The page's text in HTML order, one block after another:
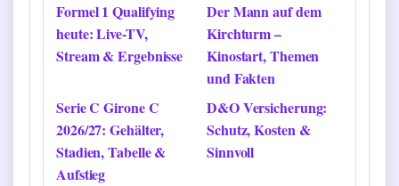
Formel 1 Qualifying
heute: Live-TV,
Stream & Ergebnisse
Der Mann auf dem
Kirchturm –
Kinostart, Themen
und Fakten
Serie C Girone C
2026/27: Gehälter,
Stadien, Tabelle &
Aufstieg
D&O Versicherung:
Schutz, Kosten &
Sinnvoll